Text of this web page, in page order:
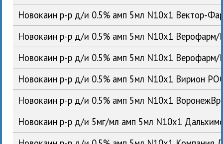
Новокаин р-р д/и 0.5% амп 5мл N10x1 Вектор-
Новокаин р-р д/и 0.5% амп 5мл N10x1 Верофарм/
Новокаин р-р д/и 0.5% амп 5мл N10x1
Новокаин р-р д/и 0.5% амп 5мл N10x1 Вирион
Новокаин р-р д/и 0.5% амп 5мл N10x1
Новокаин р-р д/и 5мг/мл амп 5мл N10x1